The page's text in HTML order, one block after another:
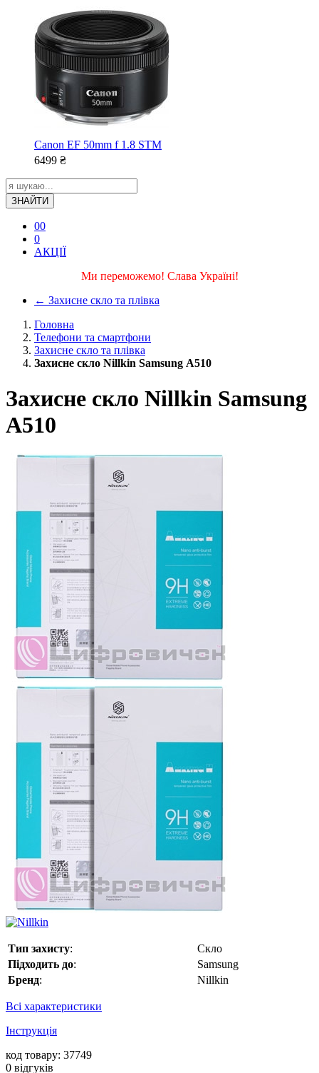
Canon EF 50mm f 1.8 STM
6499 ₴
ЗНАЙТИ
00
0
АКЦІЇ
Ми переможемо! Слава Україні!
← Захисне скло та плівка
Головна
Телефони та смартфони
Захисне скло та плівка
Захисне скло Nillkin Samsung А510
Захисне скло Nillkin Samsung
А510
Тип захисту:
Скло
Підходить до:
Samsung
Бренд: Nillkin
Всі характеристики
Інструкція
код товару: 37749
0 відгуків